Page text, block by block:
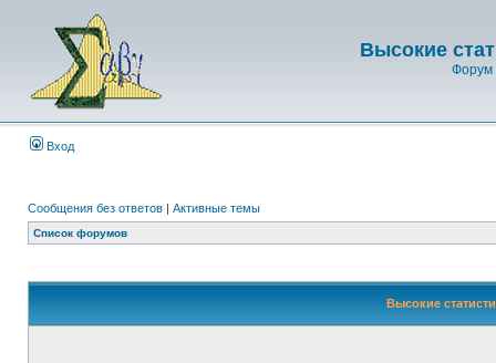
Высокие
Форум
Вход
Сообщения без ответов | Активные темы
Список форумов
Высокие